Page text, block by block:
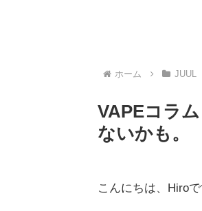
ホーム JUUL
VAPEコラ
ないかも。
こんにちは、Hiroで